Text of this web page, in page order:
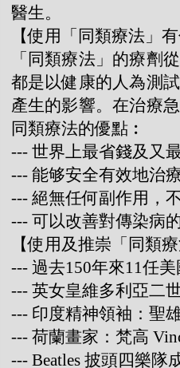
醫生。
【使用「同類療法」
「同類療法」的療劑
都是以健康的人為測
產生的影響。在治療
同類療法的優點︰
--- 世界上最省錢及又
--- 能够安全有效地治
--- 絕無任何副作用，
--- 可以改善對傳染病
【使用及推崇「同類
--- 過去150年來11任
--- 英女皇維多利亞二
--- 印度精神領袖：聖
--- 荷蘭畫家：梵高
--- Beatles 披頭四樂隊